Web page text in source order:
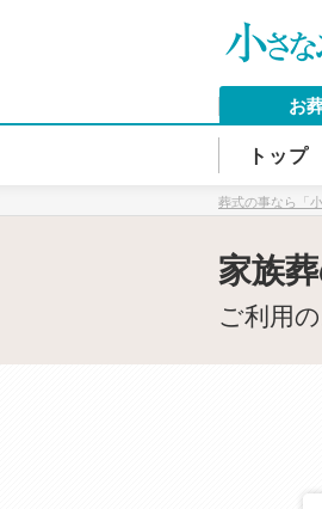
お
トップ
葬式の事なら「
家族
ご利用